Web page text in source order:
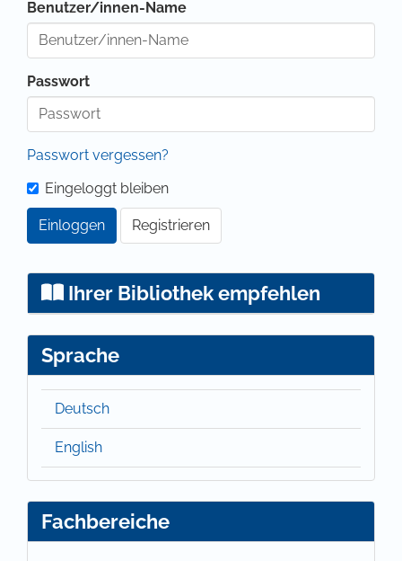
Benutzer/innen-Name
Passwort
Passwort vergessen?
Eingeloggt bleiben
Einloggen Registrieren
Ihrer Bibliothek empfehlen
Sprache
Deutsch
English
Fachbereiche